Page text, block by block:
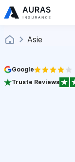
Asie
Google
Truste Reviews